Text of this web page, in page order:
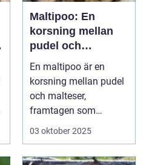
Maltipoo: En
korsning mellan
pudel och
malteser
En maltipoo är en
korsning mellan pudel
och malteser,
framtagen som
sällskapshund. Den
03 oktober 2025